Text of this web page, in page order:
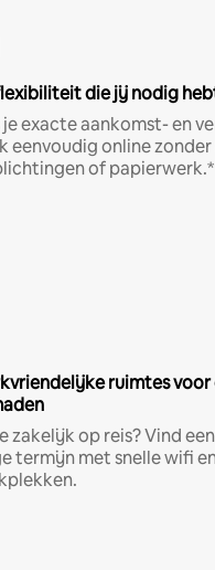
die jij nodig
je exacte aankomst- en
eenvoudig online
of papierwerk.*
ruimtes
zakelijk op reis? Vind
termijn met snelle wifi